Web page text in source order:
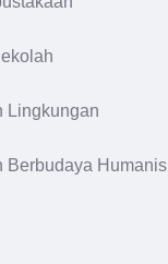
Lingkungan
Berbudaya Humanis